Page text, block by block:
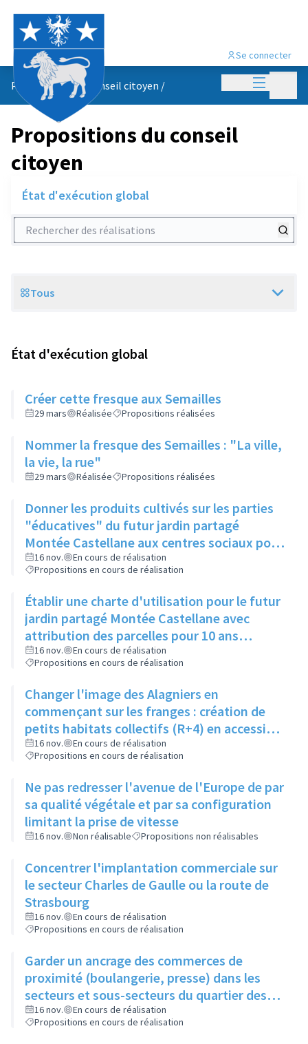
Menu
Se connecter
Propositions du conseil citoyen /
Propositions du conseil
citoyen
État d'exécution global
Rechercher des réalisations
Scope
Tous
État d'exécution global
Créer cette fresque aux Semailles
29 mars Réalisée Propositions réalisées
Nommer la fresque des Semailles : "La ville,
la vie, la rue"
29 mars Réalisée Propositions réalisées
Donner les produits cultivés sur les parties
"éducatives" du futur jardin partagé
Montée Castellane aux centres sociaux pour
atelier cuisine
16 nov.
En cours de réalisation
Propositions en cours de réalisation
Établir une charte d'utilisation pour le futur
jardin partagé Montée Castellane avec
attribution des parcelles pour 10 ans
maximum
16 nov.
En cours de réalisation
Propositions en cours de réalisation
Changer l'image des Alagniers en
commençant sur les franges : création de
petits habitats collectifs (R+4) en accession
sociale ou privée
16 nov.
En cours de réalisation
Propositions en cours de réalisation
Ne pas redresser l'avenue de l'Europe de par
sa qualité végétale et par sa configuration
limitant la prise de vitesse
16 nov. Non réalisable Propositions non réalisables
Concentrer l'implantation commerciale sur
le secteur Charles de Gaulle ou la route de
Strasbourg
16 nov.
En cours de réalisation
Propositions en cours de réalisation
Garder un ancrage des commerces de
proximité (boulangerie, presse) dans les
secteurs et sous-secteurs du quartier des
Alagniers
16 nov.
En cours de réalisation
Propositions en cours de réalisation